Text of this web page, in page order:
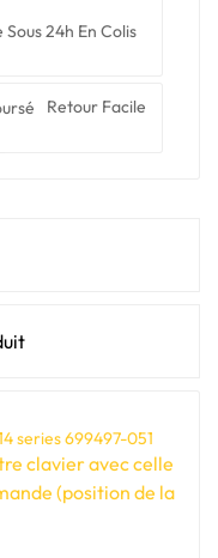
24h En Colis
Retour Facile
series 699497-051
clavier avec celle
(position de la